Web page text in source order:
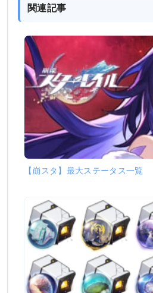
関連記事
【崩スタ】最大ステータス一覧